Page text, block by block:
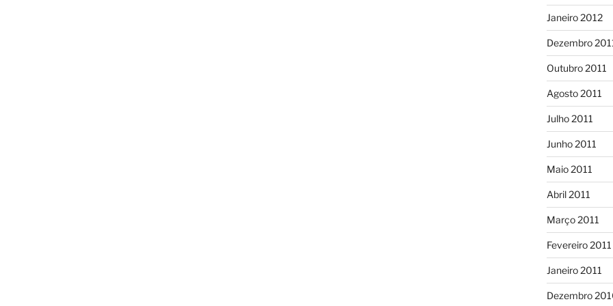
Janeiro 2012
Dezembro
Outubro 2011
Agosto 2011
Julho 2011
Junho 2011
Maio 2011
Abril 2011
Março 2011
Fevereiro 2011
Janeiro 2011
Dezembro